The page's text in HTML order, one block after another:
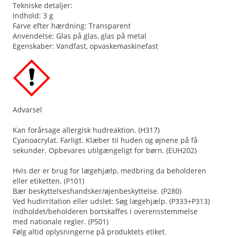
Tekniske detaljer:
Indhold: 3 g
Farve efter hærdning: Transparent
Anvendelse: Glas på glas, glas på metal
Egenskaber: Vandfast, opvaskemaskinefast
Advarsel
Kan forårsage allergisk hudreaktion. (H317)
Cyanoacrylat. Farligt. Klæber til huden og øjnene på få
sekunder. Opbevares utilgængeligt for børn. (EUH202)
Hvis der er brug for lægehjælp, medbring da beholderen
eller etiketten. (P101)
Bær beskyttelseshandsker/øjenbeskyttelse. (P280)
Ved hudirritation eller udslet: Søg lægehjælp. (P333+P313)
Indholdet/beholderen bortskaffes i overensstemmelse
med nationale regler. (P501)
Følg altid oplysningerne på produktets etiket.